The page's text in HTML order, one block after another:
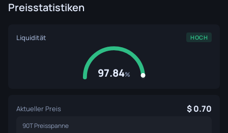
Preisstatistiken
Liquidität HOCH
97.84%
Aktueller Preis 0.70
90T Preisspanne